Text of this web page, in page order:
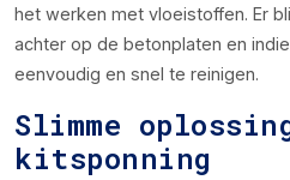
het werken met vloeistoffen. Er
achter op de betonplaten en
eenvoudig en snel te reinigen.
Slimme
kitsponning